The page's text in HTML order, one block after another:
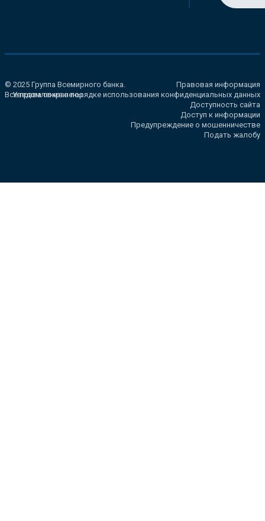
© 2025 Группа Всемирного банка.
Все права сохранены.
Правовая информация
Уведомление о порядке использования конфиденциальных данных
Доступность сайта
Доступ к информации
Предупреждение о мошенничестве
Подать жалобу